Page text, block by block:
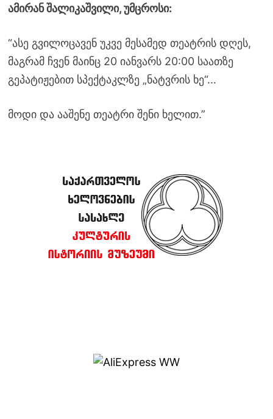
ამირან შალიკაშვილი, უმცროსი:
“ასე გვილოცავენ უკვე მესამედ თეატრის დღეს,
მაგრამ ჩვენ მაინც 20 იანვარს 20:00 საათზე
გეპატიჟებით სპექტაკლზე „ნატვრის ხე“…
მოდი და ააშენე თეატრი შენი ხელით.”